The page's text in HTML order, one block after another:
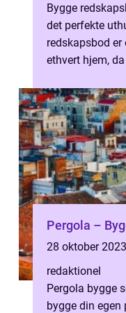
Bygge
det perfekte
redskapsbod
ethvert hjem,
Pergola –
28 oktober 2023
redaktionel
Pergola bygge
bygge din